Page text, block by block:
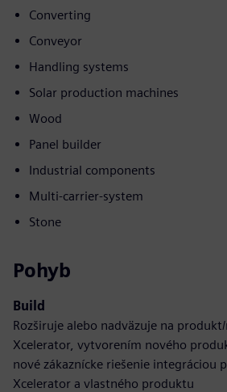
Converting
Conveyor
Handling systems
Solar production machines
Wood
Panel builder
Industrial components
Multi-carrier-system
Stone
Pohyb
Build
Rozširuje alebo nadväzuje na
Xcelerator, vytvorením nového
nové zákaznícke riešenie integráciou
Xcelerator a vlastného produktu